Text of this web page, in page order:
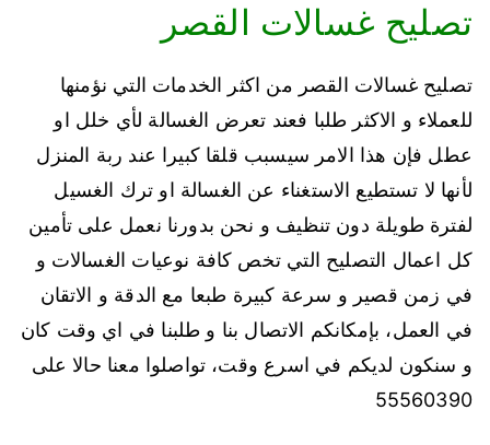
تصليح غسالات القصر
تصليح غسالات القصر من اكثر الخدمات التي نؤمنها
للعملاء و الاكثر طلبا فعند تعرض الغسالة لأي خلل او
عطل فإن هذا الامر سيسبب قلقا كبيرا عند ربة المنزل
لأنها لا تستطيع الاستغناء عن الغسالة او ترك الغسيل
لفترة طويلة دون تنظيف و نحن بدورنا نعمل على تأمين
كل اعمال التصليح التي تخص كافة نوعيات الغسالات و
في زمن قصير و سرعة كبيرة طبعا مع الدقة و الاتقان
في العمل، بإمكانكم الاتصال بنا و طلبنا في اي وقت كان
و سنكون لديكم في اسرع وقت، تواصلوا معنا حالا على
55560390